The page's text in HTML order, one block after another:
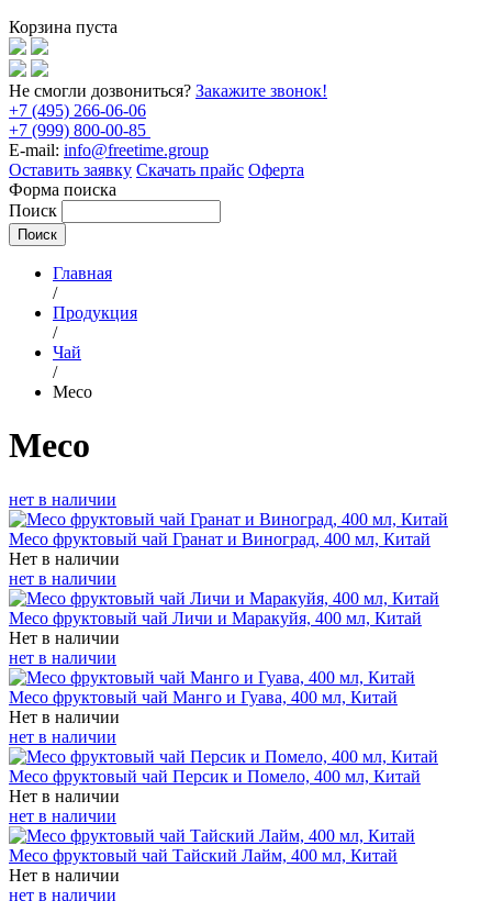
Корзина пуста
Не смогли дозвониться? Закажите звонок!
+7 (495) 266-06-06
+7 (999) 800-00-85
E-mail: info@freetime.group
Оставить заявку Скачать прайс Оферта
Форма поиска
Поиск
Главная
/
Продукция
/
Чай
/
Meco
Meco
нет в наличии
Meco фруктовый чай Гранат и Виноград, 400 мл, Китай
Нет в наличии
нет в наличии
Meco фруктовый чай Личи и Маракуйя, 400 мл, Китай
Нет в наличии
нет в наличии
Meco фруктовый чай Манго и Гуава, 400 мл, Китай
Нет в наличии
нет в наличии
Meco фруктовый чай Персик и Помело, 400 мл, Китай
Нет в наличии
нет в наличии
Meco фруктовый чай Тайский Лайм, 400 мл, Китай
Нет в наличии
нет в наличии